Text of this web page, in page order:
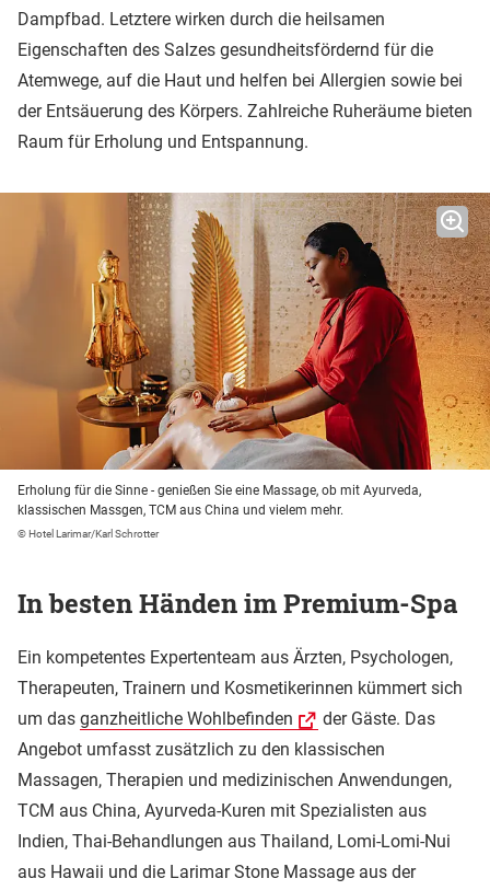
Dampfbad. Letztere wirken durch die heilsamen
Eigenschaften des Salzes gesundheitsfördernd für die
Atemwege, auf die Haut und helfen bei Allergien sowie bei
der Entsäuerung des Körpers. Zahlreiche Ruheräume bieten
Raum für Erholung und Entspannung.
Erholung für die Sinne - genießen Sie eine Massage, ob mit Ayurveda,
klassischen Massgen, TCM aus China und vielem mehr.
© Hotel Larimar/Karl Schrotter
In besten Händen im Premium-Spa
Ein kompetentes Expertenteam aus Ärzten, Psychologen,
Therapeuten, Trainern und Kosmetikerinnen kümmert sich
um das ganzheitliche Wohlbefinden
der Gäste. Das
Angebot umfasst zusätzlich zu den klassischen
Massagen, Therapien und medizinischen Anwendungen,
TCM aus China, Ayurveda-Kuren mit Spezialisten aus
Indien, Thai-Behandlungen aus Thailand, Lomi-Lomi-Nui
aus Hawaii und die Larimar Stone Massage aus der